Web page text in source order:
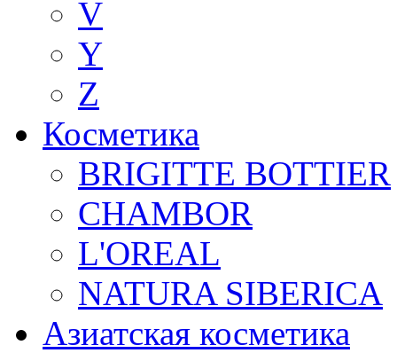
V
Y
Z
Косметика
BRIGITTE BOTTIER
CHAMBOR
L'OREAL
NATURA SIBERICA
Азиатская косметика